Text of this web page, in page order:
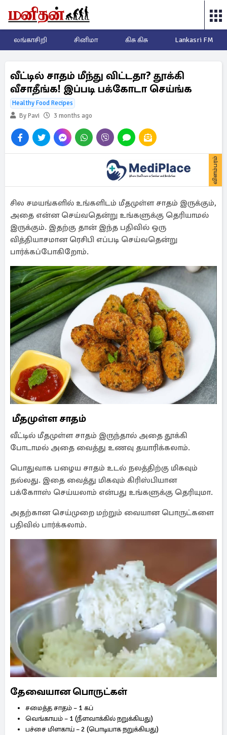
லங்காசிறி சினிமா கிசு கிசு Lankasri FM
வீட்டில் சாதம் மீந்து விட்டதா? தூக்கி
வீசாதீங்க! இப்படி பக்கோடா செய்ங்க
Healthy Food Recipes
By Pavi
3 months ago
விளம்பரம்
சில சமயங்களில் உங்களிடம் மீதமுள்ள சாதம் இருக்கும்,
அதை என்ன செய்வதென்று உங்களுக்கு தெரியாமல்
இருக்கும். இதற்கு தான் இந்த பதிவில் ஒரு
வித்தியாசமான ரெசிபி எப்படி செய்வதென்று
பார்க்கப்போகிறோம்.
மீதமுள்ள சாதம்
வீட்டில் மீதமுள்ள சாதம் இருந்தால் அதை தூக்கி
போடாமல் அதை வைத்து உணவு தயாரிக்கலாம்.
பொதுவாக பழைய சாதம் உடல் நலத்திற்கு மிகவும்
நல்லது. இதை வைத்து மிகவும் கிரிஸ்பியான
பக்கோாஸ் செய்யலாம் என்பது உங்களுக்கு தெரியுமா.
அதற்கான செய்முறை மற்றும் வையான பொருட்களை
பதிவில் பார்க்கலாம்.
தேவையான பொருட்கள்
சமைத்த சாதம் – 1 கப்
வெங்காயம் – 1 (நீளவாக்கில் நறுக்கியது)
பச்சை மிளகாய் – 2 (பொடியாக நறுக்கியது)